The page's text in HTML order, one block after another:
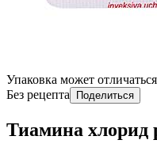
Упаковка может
Без рецепта
Поделиться
Тиамина